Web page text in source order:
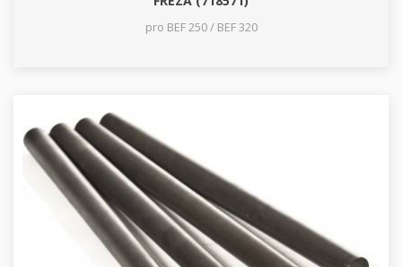
pro BEF 250 / BEF 320